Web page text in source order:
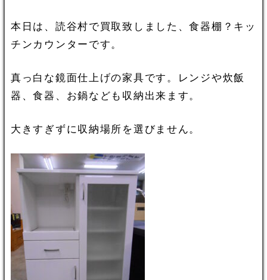
本日は、読谷村で買取致しました、食器棚？キッ
チンカウンターです。
真っ白な鏡面仕上げの家具です。レンジや炊飯
器、食器、お鍋なども収納出来ます。
大きすぎずに収納場所を選びません。